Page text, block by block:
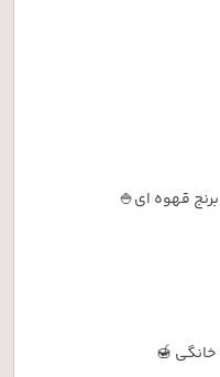
قهوه ای🍚
خانگی 🍯